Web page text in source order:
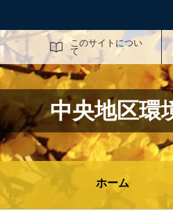
このサイトについ
て
サイト内検索
中央地区環
ホーム